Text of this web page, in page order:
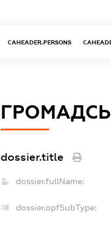
CAHEADER.PERSONS
dossier.title
dossier.fullName:
dossier.opfSubType: